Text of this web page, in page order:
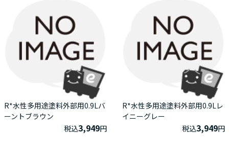
R*水性多用途塗料外部用0.9Lバ
ーントブラウン
税込3,949円
R*水性多用途塗料外部用0.9Lレ
イニーグレー
税込3,949円